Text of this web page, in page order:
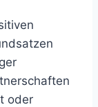
oder